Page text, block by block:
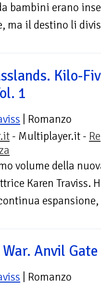
bambini erano
ma il destino li
Kilo-
1
| Romanzo
- Multiplayer.it -
volume della
Karen Traviss.
Anvil Gate
| Romanzo